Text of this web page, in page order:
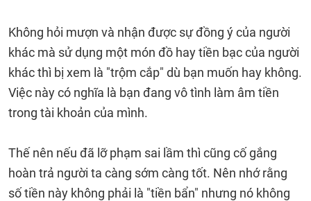
Không hỏi mượn và nhận được sự đồng ý của người
khác mà sử dụng một món đồ hay tiền bạc của người
khác thì bị xem là "trộm cắp" dù bạn muốn hay không.
Việc này có nghĩa là bạn đang vô tình làm âm tiền
trong tài khoản của mình.
Thế nên nếu đã lỡ phạm sai lầm thì cũng cố gắng
hoàn trả người ta càng sớm càng tốt. Nên nhớ rằng
số tiền này không phải là "tiền bẩn" nhưng nó không